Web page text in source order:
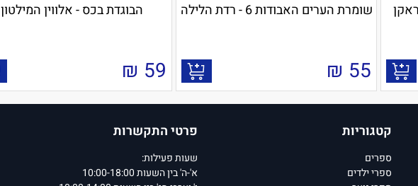
שומרת הערים האבודות 6 - רדת הלילה
55
₪
הבוגדת בכס - אלווין המילטון
59
₪
קטגוריות
ספרים
ספרי ילדים
פרטי התקשרות
שעות פעילות:
א'-ה' בין השעות 10:00-18:00